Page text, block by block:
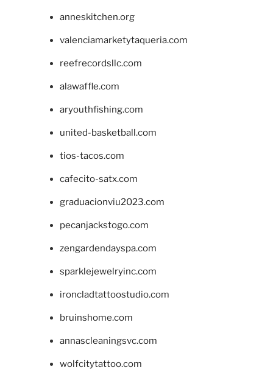
anneskitchen.org
valenciamarketytaqueria.com
reefrecordsllc.com
alawaffle.com
aryouthfishing.com
united-basketball.com
tios-tacos.com
cafecito-satx.com
graduacionviu2023.com
pecanjackstogo.com
zengardendayspa.com
sparklejewelryinc.com
ironcladtattoostudio.com
bruinshome.com
annascleaningsvc.com
wolfcitytattoo.com